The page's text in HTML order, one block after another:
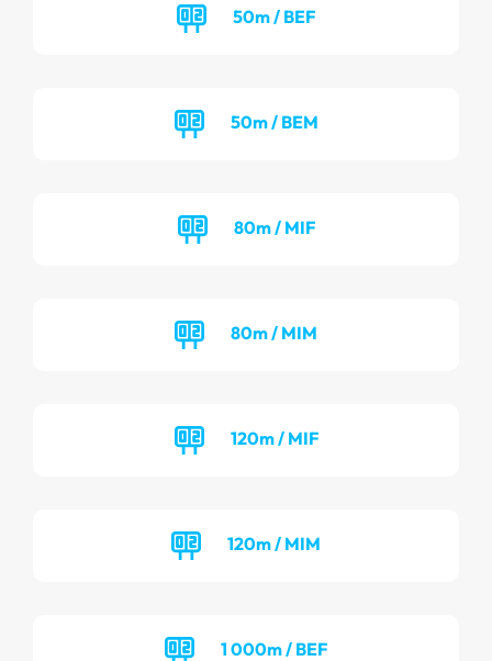
50m / BEF
50m / BEM
80m / MIF
80m / MIM
120m / MIF
120m / MIM
1 000m / BEF